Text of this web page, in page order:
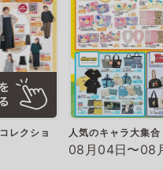
レクショ
人気のキャラ大集
08月04日〜08